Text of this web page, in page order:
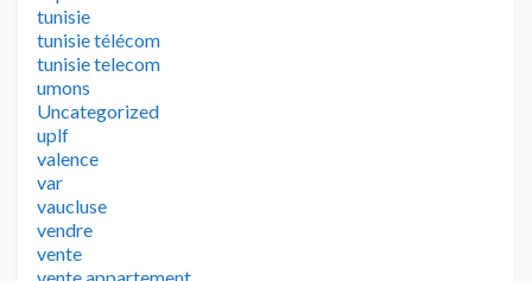
tunisie
tunisie télécom
tunisie telecom
umons
Uncategorized
uplf
valence
var
vaucluse
vendre
vente